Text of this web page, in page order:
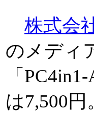
株式会
のメディ
「
は7,500円